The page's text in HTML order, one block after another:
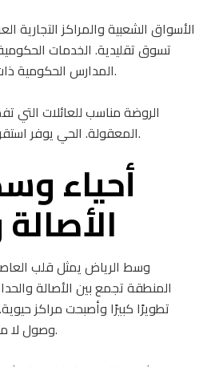
الأسواق الشعبية والمراكز التجارية
تسوق تقليدية. الخدمات
المدارس الحكومية ذات سمعة جيدة في المنطقة.
الروضة مناسب للعائلات التي
المعقولة. الحي يوفر استقرارًا وراحة دون تكاليف عالية.
أحياء
وسط الرياض يمثل قلب
المنطقة تجمع بين الأصالة
تطويرًا كبيرًا وأصبحت مراكز
وصول لا مثيل لها لجميع أجزاء المدينة.